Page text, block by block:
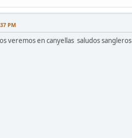
PM
veremos en canyellas saludos sangleros